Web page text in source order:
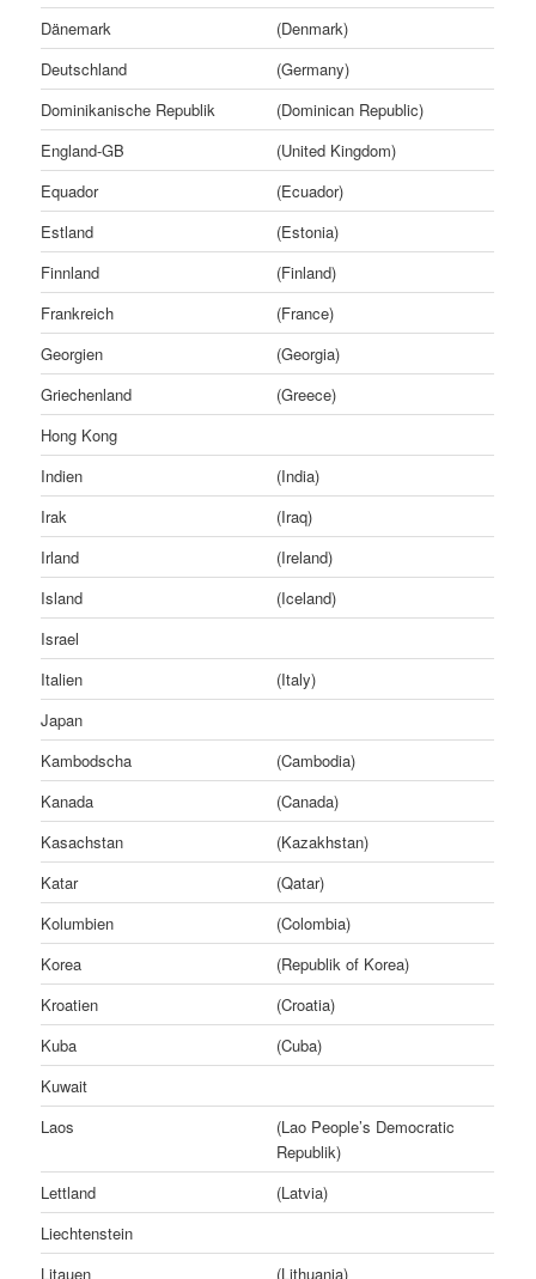
Dänemark
(Denmark)
Deutschland
(Germany)
Dominikanische Republik
(Dominican Republic)
England-GB
(United Kingdom)
Equador
(Ecuador)
Estland
(Estonia)
Finnland
(Finland)
Frankreich
(France)
Georgien
(Georgia)
Griechenland
(Greece)
Hong Kong
Indien
(India)
Irak
(Iraq)
Irland
(Ireland)
Island
(Iceland)
Israel
Italien
(Italy)
Japan
Kambodscha
(Cambodia)
Kanada
(Canada)
Kasachstan
(Kazakhstan)
Katar
(Qatar)
Kolumbien
(Colombia)
Korea
(Republik of Korea)
Kroatien
(Croatia)
Kuba
(Cuba)
Kuwait
Laos
(Lao People’s Democratic
Republik)
Lettland
(Latvia)
Liechtenstein
Litauen
(Lithuania)